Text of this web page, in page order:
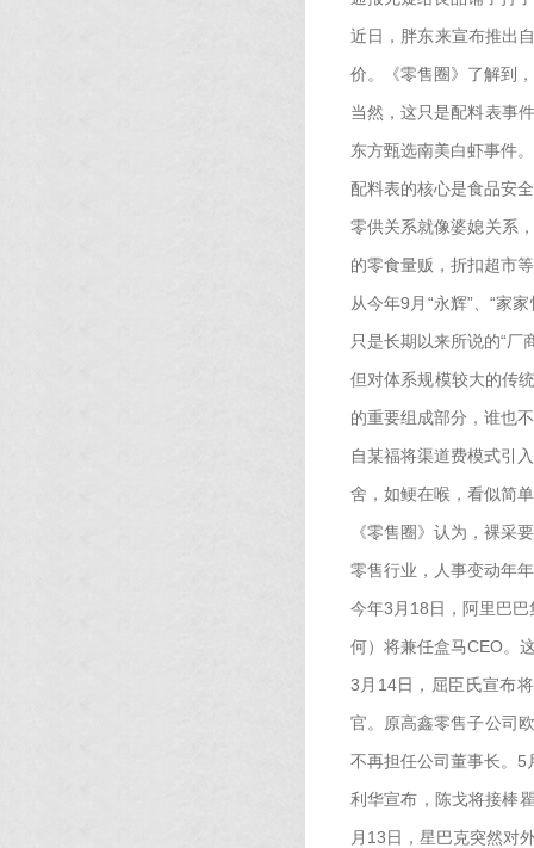
近日，胖东来宣布推出
价。《零售圈》了解到
当然，这只是配料表事
东方甄选南美白虾事件。
配料表的核心是食品安
零供关系就像婆媳关系
的零食量贩，折扣超市
从今年9月“永辉”、“家
只是长期以来所说的“厂
但对体系规模较大的传
的重要组成部分，谁也
自某福将渠道费模式引
舍，如鲠在喉，看似简
《零售圈》认为，裸采
零售行业，人事变动年
今年3月18日，阿里巴
何）将兼任盒马CEO。
3月14日，屈臣氏宣布
官。原高鑫零售子公司
不再担任公司董事长。
利华宣布，陈戈将接棒
月13日，星巴克突然对